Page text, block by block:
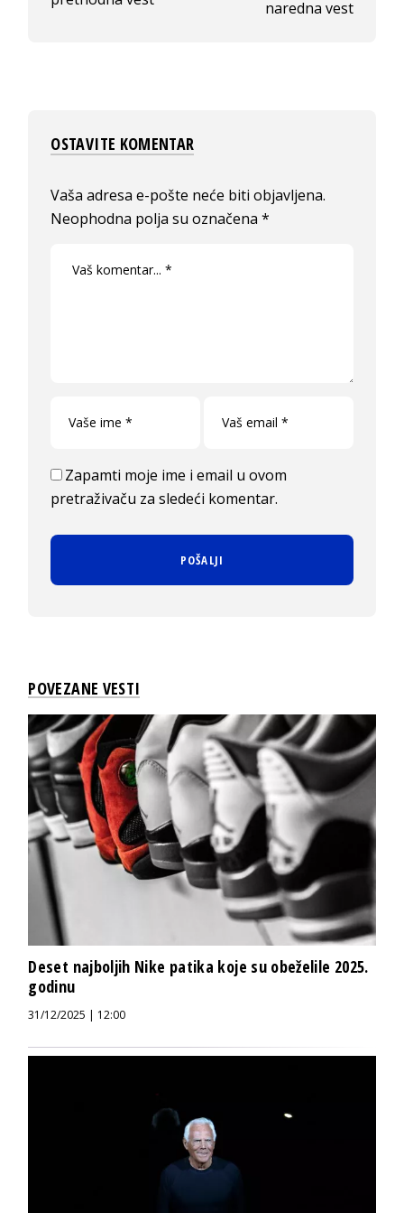
naredna vest
OSTAVITE KOMENTAR
Vaša adresa e-pošte neće biti objavljena.
Neophodna polja su označena*
Zapamti moje ime i email u ovom
pretraživaču za sledeći komentar.
POVEZANE VESTI
Deset najboljih Nike patika koje su obeželile 2025.
godinu
31/12/2025 | 12:00